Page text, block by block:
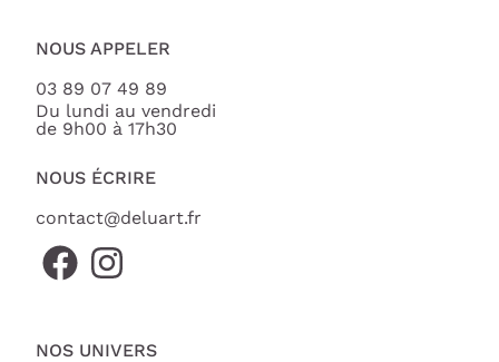
NOUS APPELER
03 89 07 49 89
Du lundi au vendredi
de 9h00 à 17h30
NOUS ÉCRIRE
contact@deluart.fr
NOS UNIVERS